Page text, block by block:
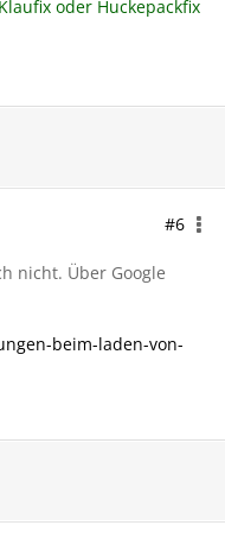
oder Huckepackfix
#6
nicht. Über Google
beim-laden-von-